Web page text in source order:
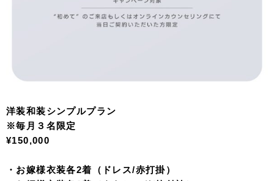
洋装和装シンプルプラン
※毎月３名限定
¥150,000
・お嫁様衣装各2着（ドレス/赤打掛）